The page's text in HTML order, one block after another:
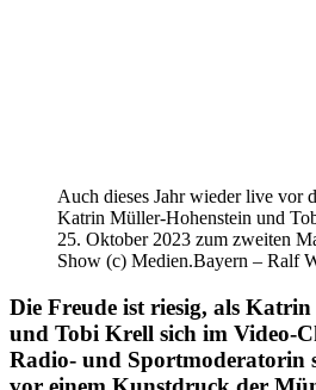
Auch dieses Jahr wieder live vor
Katrin Müller-Hohenstein und
25. Oktober 2023 zum zweiten
Show (c) Medien.Bayern – Ralf
Die Freude ist riesig, als
und Tobi Krell sich im Video-
Radio- und Sportmoderatorin